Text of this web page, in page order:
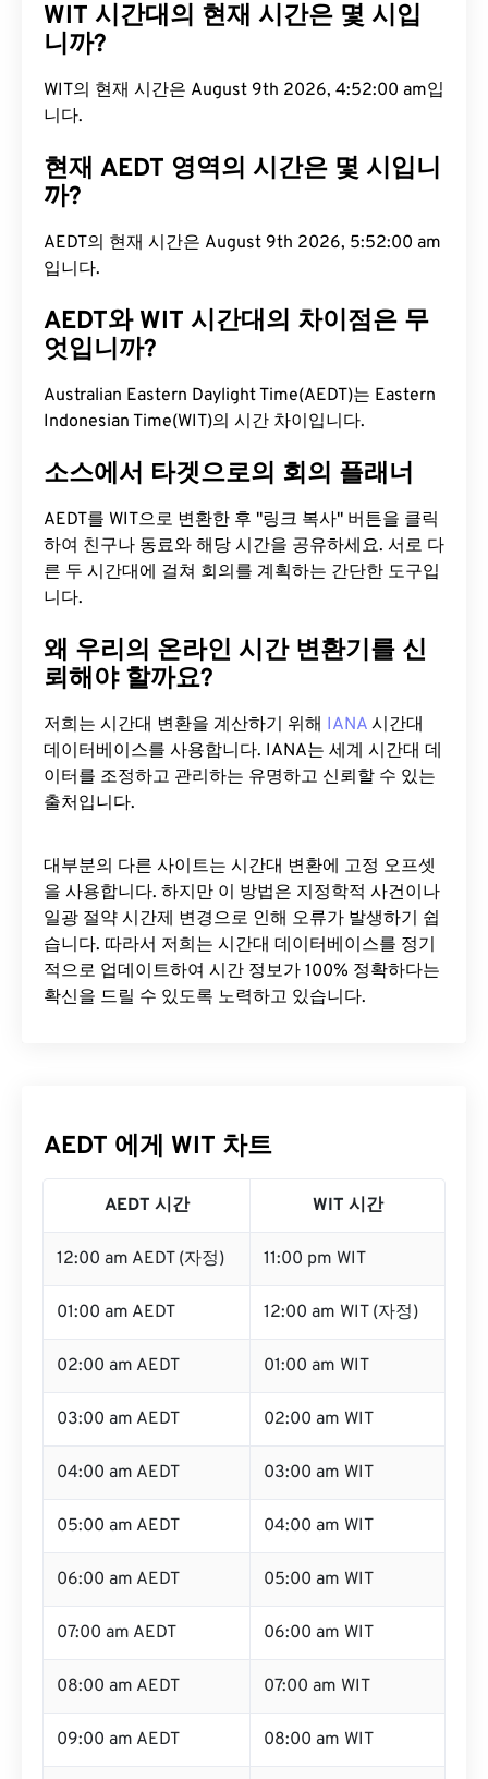
WIT 시간대의 현재 시간은 몇 시입
니까?
WIT의 현재 시간은 August 9th 2026, 4:52:01 am입
니다.
현재 AEDT 영역의 시간은 몇 시입니
까?
AEDT의 현재 시간은 August 9th 2026, 5:52:01 am
입니다.
AEDT와 WIT 시간대의 차이점은 무
엇입니까?
Australian Eastern Daylight Time(AEDT)는 Eastern
Indonesian Time(WIT)의 시간 차이입니다.
소스에서 타겟으로의 회의 플래너
AEDT를 WIT으로 변환한 후 "링크 복사" 버튼을 클릭
하여 친구나 동료와 해당 시간을 공유하세요. 서로 다
른 두 시간대에 걸쳐 회의를 계획하는 간단한 도구입
니다.
왜 우리의 온라인 시간 변환기를 신
뢰해야 할까요?
저희는 시간대 변환을 계산하기 위해 IANA 시간대
데이터베이스를 사용합니다. IANA는 세계 시간대 데
이터를 조정하고 관리하는 유명하고 신뢰할 수 있는
출처입니다.
대부분의 다른 사이트는 시간대 변환에 ​​고정 오프셋
을 사용합니다. 하지만 이 방법은 지정학적 사건이나
일광 절약 시간제 변경으로 인해 오류가 발생하기 쉽
습니다. 따라서 저희는 시간대 데이터베이스를 정기
적으로 업데이트하여 시간 정보가 100% 정확하다는
확신을 드릴 수 있도록 노력하고 있습니다.
AEDT 에게 WIT 차트
AEDT 시간 WIT 시간
12:00 am AEDT (자정) 11:00 pm WIT
01:00 am AEDT 12:00 am WIT (자정)
02:00 am AEDT 01:00 am WIT
03:00 am AEDT 02:00 am WIT
04:00 am AEDT 03:00 am WIT
05:00 am AEDT 04:00 am WIT
06:00 am AEDT 05:00 am WIT
07:00 am AEDT 06:00 am WIT
08:00 am AEDT 07:00 am WIT
09:00 am AEDT 08:00 am WIT